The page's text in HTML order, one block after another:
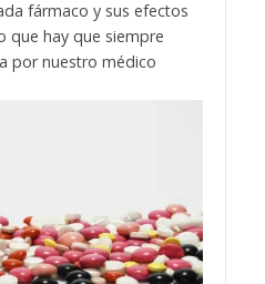
fármaco y sus efectos
que hay que siempre
por nuestro médico